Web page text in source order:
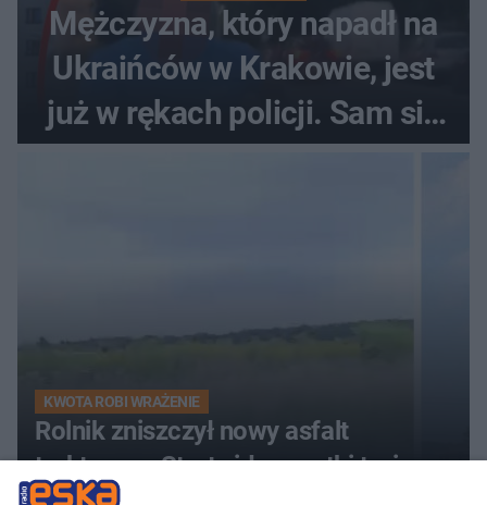
Mężczyzna, który napadł na
Ukraińców w Krakowie, jest
już w rękach policji. Sam się
KWOTA ROBI WRAŻENIE
Rolnik zniszczył nowy asfalt
traktorem. Straty idą w setki tysięcy